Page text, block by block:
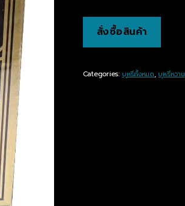
สั่งซื้อสินค้า
Categories: บุหรี่ทั้งหมด,บุหรี่หวาน